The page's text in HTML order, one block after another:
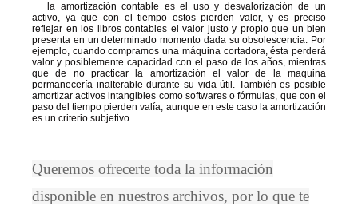
la amortización contable es el uso y desvalorización de un
activo, ya que con el tiempo estos pierden valor, y es preciso
reflejar en los libros contables el valor justo y propio que un bien
presenta en un determinado momento dada su obsolescencia. Por
ejemplo, cuando compramos una máquina cortadora, ésta perderá
valor y posiblemente capacidad con el paso de los años, mientras
que de no practicar la amortización el valor de la maquina
permanecería inalterable durante su vida útil. También es posible
amortizar activos intangibles como softwares o fórmulas, que con el
paso del tiempo pierden valía, aunque en este caso la amortización
es un criterio subjetivo..
Queremos ofrecerte toda la información
disponible en nuestros archivos, por lo que te